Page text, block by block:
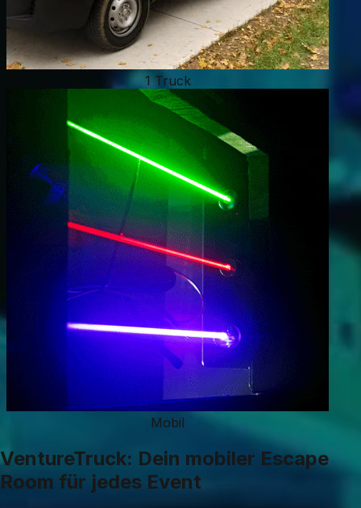
1 Truck
Mobil
VentureTruck: Dein mobiler Escape
Room für jedes Event